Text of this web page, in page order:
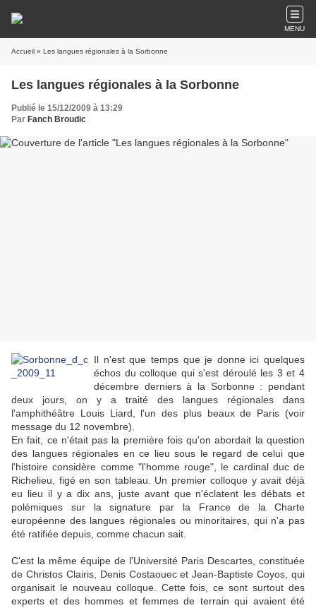
MENU
Accueil » Les langues régionales à la Sorbonne
Les langues régionales à la Sorbonne
Publié le 15/12/2009 à 13:29
Par Fanch Broudic
Il n'est que temps que je donne ici quelques
échos du colloque qui s'est déroulé les 3 et 4
décembre derniers à la Sorbonne : pendant
deux jours, on y a traité des langues régionales dans
l'amphithéâtre Louis Liard, l'un des plus beaux de Paris (voir
message du 12 novembre).
En fait, ce n'était pas la première fois qu'on abordait la question
des langues régionales en ce lieu sous le regard de celui que
l'histoire considère comme "l'homme rouge", le cardinal duc de
Richelieu, figé en son tableau. Un premier colloque y avait déjà
eu lieu il y a dix ans, juste avant que n'éclatent les débats et
polémiques sur la signature par la France de la Charte
européenne des langues régionales ou minoritaires, qui n'a pas
été ratifiée depuis, comme chacun sait.
C'est la même équipe de l'Université Paris Descartes, constituée
de Christos Clairis, Denis Costaouec et Jean-Baptiste Coyos, qui
organisait le nouveau colloque. Cette fois, ce sont surtout des
experts et des hommes et femmes de terrain qui avaient été